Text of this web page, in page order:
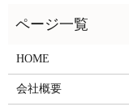
HOME
会社概要